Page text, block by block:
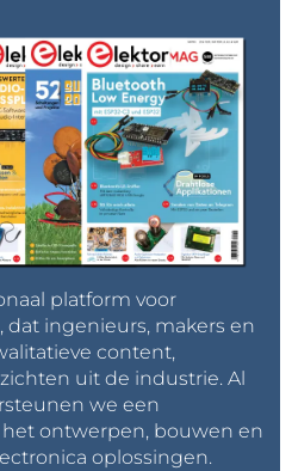
platform voor
ingenieurs, makers en
content,
uit de industrie. Al
we een
ontwerpen, bouwen en
oplossingen.